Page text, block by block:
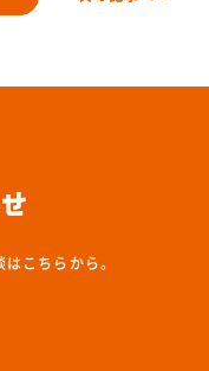
こちらから。